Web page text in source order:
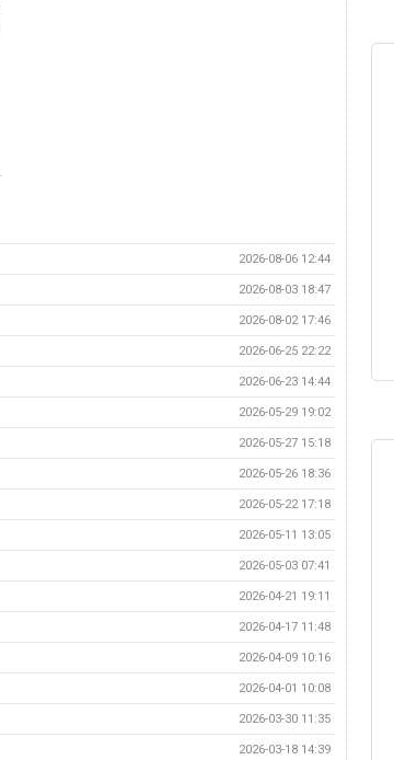
2026-08-06 12:44
2026-08-03 18:47
2026-08-02 17:46
2026-06-25 22:22
2026-06-23 14:44
2026-05-29 19:02
2026-05-27 15:18
2026-05-26 18:36
2026-05-22 17:18
2026-05-11 13:05
2026-05-03 07:41
2026-04-21 19:11
2026-04-17 11:48
2026-04-09 10:16
2026-04-01 10:08
2026-03-30 11:35
2026-03-18 14:39